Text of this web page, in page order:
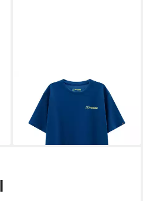
BERGHAUST-Shirt T-Shirt M
Graphic Tee #4
28,00 €
-20%